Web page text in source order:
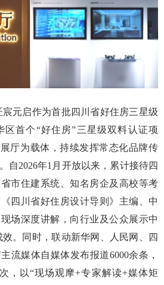
元启作为首批四川省好住房三星级
区首个“好住房”三星级双料认证项
厅为载体，持续发挥常态化品牌传
自2026年1月开放以来，累计接待四
市住建系统、知名房企及高校等考
四川省好住房设计导则》主编、中
场深度讲解，向行业及公众展示中
。同时，联动新华网、人民网、四
流媒体自媒体发布报道6000余条，
，以“现场观摩+专家解读+媒体矩